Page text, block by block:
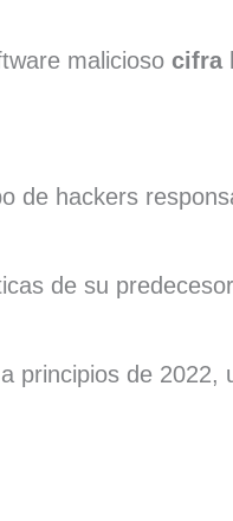
malicioso cifra
de hackers
de su
principios de 2022,